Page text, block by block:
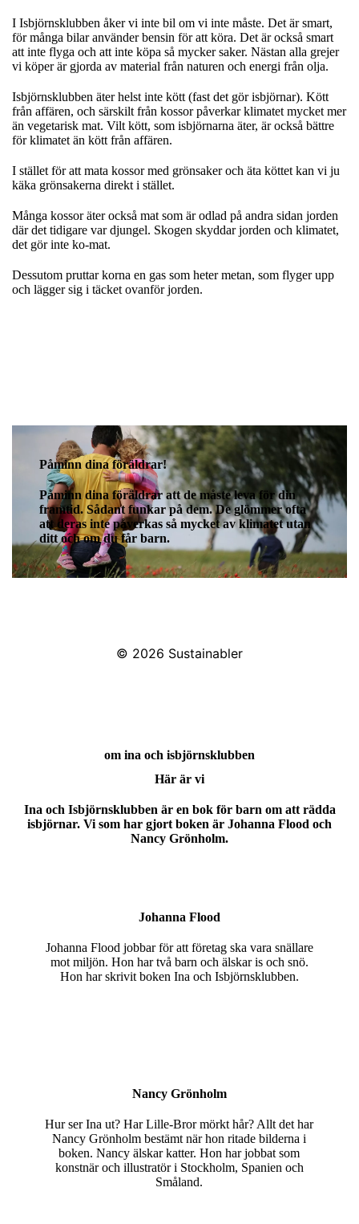
I Isbjörnsklubben åker vi inte bil om vi inte måste. Det är smart,
för många bilar använder bensin för att köra. Det är också smart
att inte flyga och att inte köpa så mycker saker. Nästan alla grejer
vi köper är gjorda av material från naturen och energi från olja.
Isbjörnsklubben äter helst inte kött (fast det gör isbjörnar). Kött
från affären, och särskilt från kossor påverkar klimatet mycket mer
än vegetarisk mat. Vilt kött, som isbjörnarna äter, är också bättre
för klimatet än kött från affären.
I stället för att mata kossor med grönsaker och äta köttet kan vi ju
käka grönsakerna direkt i stället.
Många kossor äter också mat som är odlad på andra sidan jorden
där det tidigare var djungel. Skogen skyddar jorden och klimatet,
det gör inte ko-mat.
Dessutom pruttar korna en gas som heter metan, som flyger upp
och lägger sig i täcket ovanför jorden.
Påminn dina föräldrar!
Påminn dina föräldrar att de måste leva för din
framtid. Sådant funkar på dem. De glömmer ofta
att deras inte påverkas så mycket av klimatet utan
ditt och om du får barn.
© 2026 Sustainabler
om ina och isbjörnsklubben
Här är vi
Ina och Isbjörnsklubben är en bok för barn om att rädda
isbjörnar. Vi som har gjort boken är Johanna Flood och
Nancy Grönholm.
Johanna Flood
Johanna Flood jobbar för att företag ska vara snällare
mot miljön. Hon har två barn och älskar is och snö.
Hon har skrivit boken Ina och Isbjörnsklubben.
Nancy Grönholm
Hur ser Ina ut? Har Lille-Bror mörkt hår? Allt det har
Nancy Grönholm bestämt när hon ritade bilderna i
boken. Nancy älskar katter. Hon har jobbat som
konstnär och illustratör i Stockholm, Spanien och
Småland.